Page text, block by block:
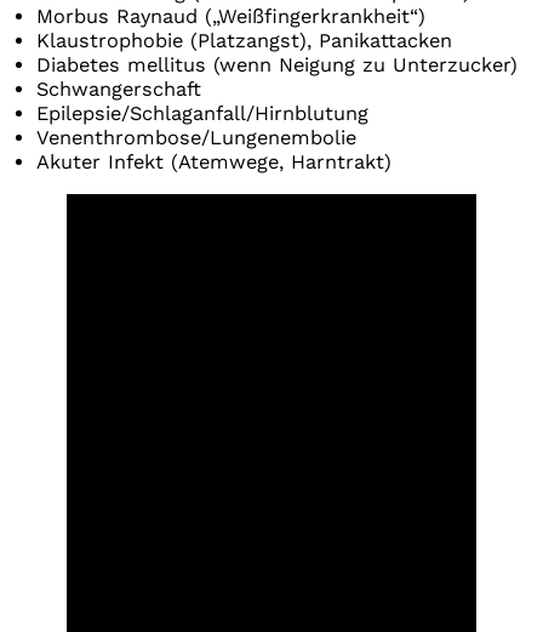
Morbus Raynaud („Weißfingerkrankheit“)
Klaustrophobie (Platzangst), Panikattacken
Diabetes mellitus (wenn Neigung zu Unterzucker)
Schwangerschaft
Epilepsie/Schlaganfall/Hirnblutung
Venenthrombose/Lungenembolie
Akuter Infekt (Atemwege, Harntrakt)